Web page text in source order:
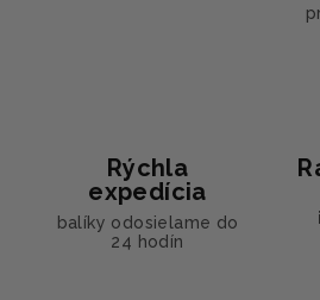
Rýchla
expedícia
balíky odosielame do
24 hodín